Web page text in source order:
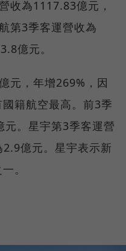
收為1117.83億元，
第3季客運營收為
億元。
元，年增269%，因
籍航空最高。前3季
。星宇第3季客運營
億元。星宇表示新
。